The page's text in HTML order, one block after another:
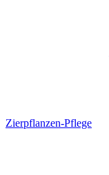
Zierpflanzen-Pflege